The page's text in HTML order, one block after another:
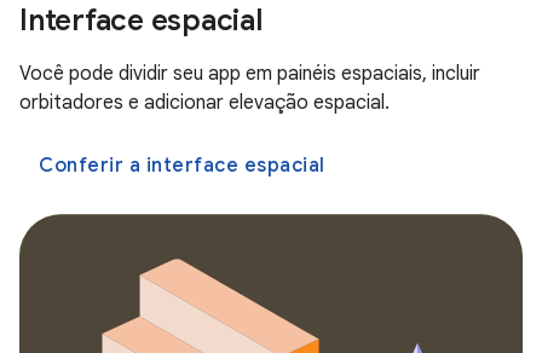
Interface espacial
Você pode dividir seu app em painéis espaciais, incluir
orbitadores e adicionar elevação espacial.
Conferir a interface espacial